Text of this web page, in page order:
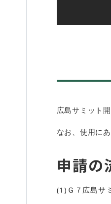
広島サミット
なお、使用に
申請の
(1)Ｇ７広島サ